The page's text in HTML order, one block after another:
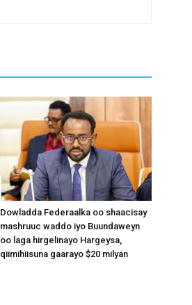
Dowladda Federaalka oo shaacisay
mashruuc waddo iyo Buundaweyn
oo laga hirgelinayo Hargeysa,
qiimihiisuna gaarayo $20 milyan